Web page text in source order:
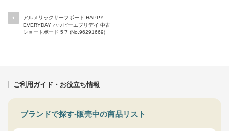
アルメリックサーフボード HAPPY
EVERYDAY ハッピーエブリデイ 中古
ショートボード 5`7 (No.96291669)
ご利用ガイド・お役立ち情報
ブランドで探す-販売中の商品リスト